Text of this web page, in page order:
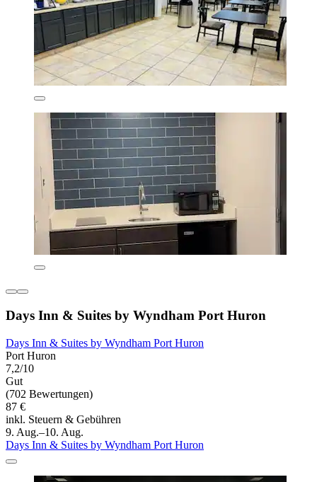
Days Inn & Suites by Wyndham Port Huron
Days Inn & Suites by Wyndham Port Huron
Port Huron
7,2/10
Gut
(702 Bewertungen)
87 €
inkl. Steuern & Gebühren
9. Aug.–10. Aug.
Days Inn & Suites by Wyndham Port Huron